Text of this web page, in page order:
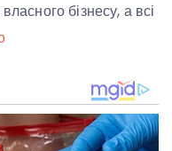
бізнесу, а всі